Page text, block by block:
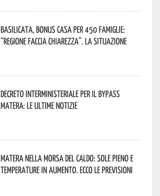
Basilicata, Bonus casa per 450 famiglie:
“Regione faccia chiarezza”. La situazione
Decreto interministeriale per il Bypass
Matera: le ultime notizie
Matera nella morsa del caldo: sole pieno e
temperature in aumento. Ecco le previsioni